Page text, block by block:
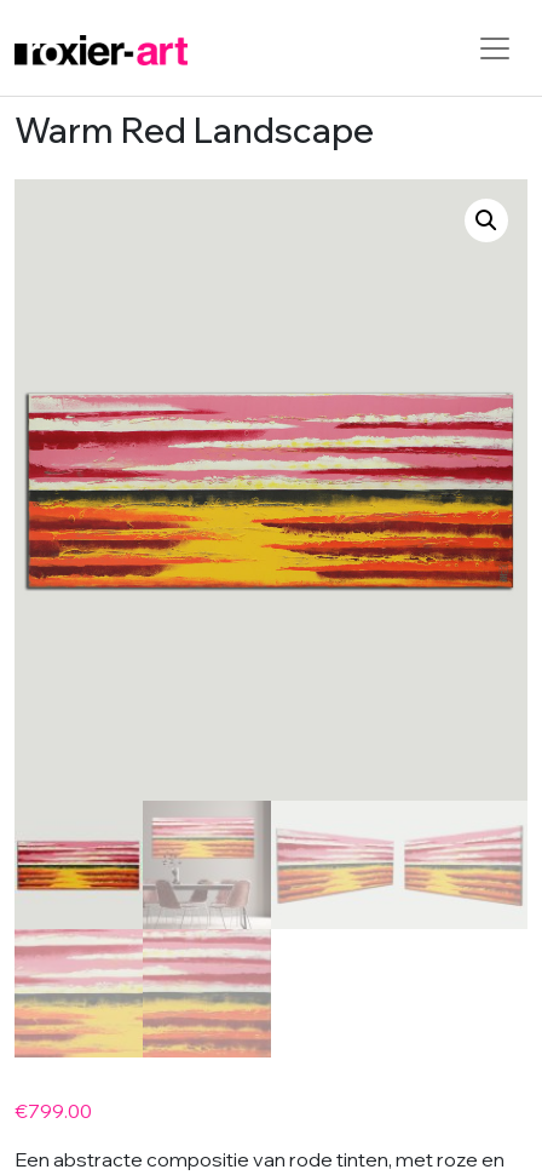
Skip to main content
Warm Red Landscape
€799.00
Een abstracte compositie van rode tinten, met roze en